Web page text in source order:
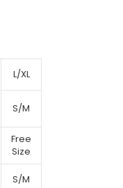
L/XL
S/M
Free
Size
S/M